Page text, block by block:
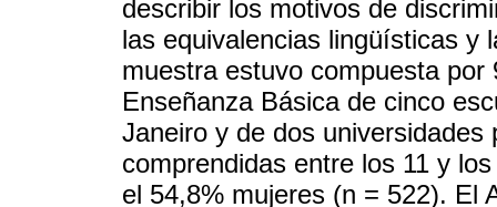
describir los motivos de
las equivalencias lingüísticas y
muestra estuvo compuesta
Enseñanza Básica de cinco
Janeiro y de dos
comprendidas entre los 11 y
el 54,8% mujeres (n = 522). El